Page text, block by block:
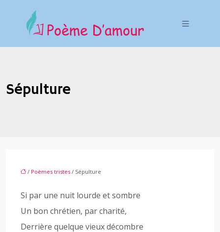
Sépulture
/ Poèmes tristes / Sépulture
Si par une nuit lourde et sombre
Un bon chrétien, par charité,
Derrière quelque vieux décombre